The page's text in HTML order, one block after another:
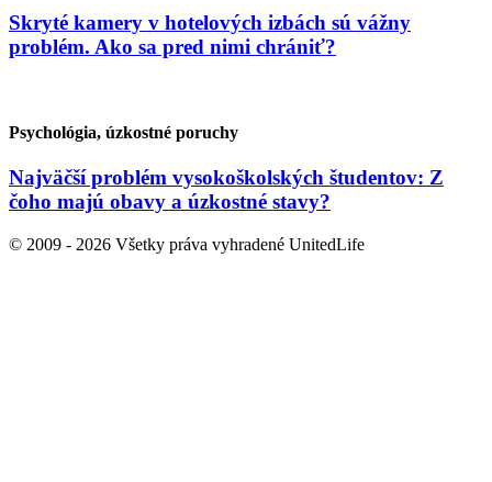
Skryté kamery v hotelových izbách sú vážny
problém. Ako sa pred nimi chrániť?
Psychológia, úzkostné poruchy
Najväčší problém vysokoškolských študentov: Z
čoho majú obavy a úzkostné stavy?
© 2009 - 2026 Všetky práva vyhradené UnitedLife